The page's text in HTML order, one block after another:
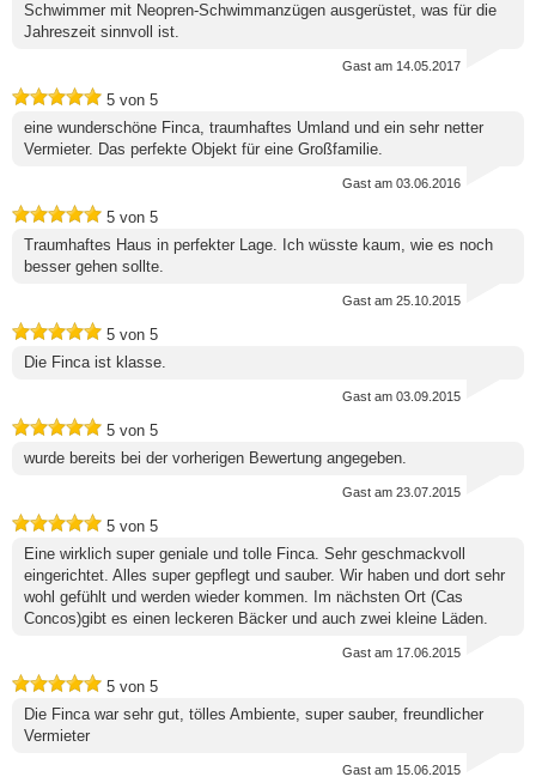
Schwimmer mit Neopren-Schwimmanzügen ausgerüstet, was für die
Jahreszeit sinnvoll ist.
Gast am 14.05.2017
5 von 5
eine wunderschöne Finca, traumhaftes Umland und ein sehr netter
Vermieter. Das perfekte Objekt für eine Großfamilie.
Gast am 03.06.2016
5 von 5
Traumhaftes Haus in perfekter Lage. Ich wüsste kaum, wie es noch
besser gehen sollte.
Gast am 25.10.2015
5 von 5
Die Finca ist klasse.
Gast am 03.09.2015
5 von 5
wurde bereits bei der vorherigen Bewertung angegeben.
Gast am 23.07.2015
5 von 5
Eine wirklich super geniale und tolle Finca. Sehr geschmackvoll
eingerichtet. Alles super gepflegt und sauber. Wir haben und dort sehr
wohl gefühlt und werden wieder kommen. Im nächsten Ort (Cas
Concos)gibt es einen leckeren Bäcker und auch zwei kleine Läden.
Gast am 17.06.2015
5 von 5
Die Finca war sehr gut, tölles Ambiente, super sauber, freundlicher
Vermieter
Gast am 15.06.2015